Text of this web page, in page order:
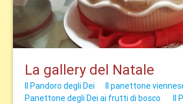
La gallery del Natale
Il Pandoro degli Dei Il panettone
Panettone degli Dei ai frutti di bosco
Il